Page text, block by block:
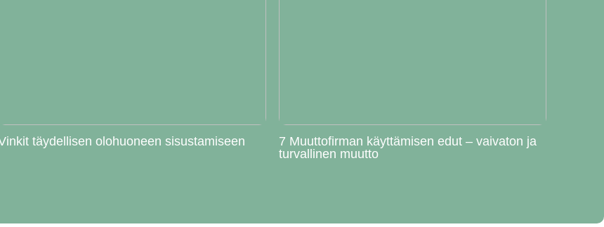
täydellisen olohuoneen sisustamiseen
7 Muuttofirman käyttämisen edut – vaivaton ja
turvallinen muutto